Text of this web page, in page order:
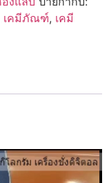
เคมีภัณฑ์, เคมี